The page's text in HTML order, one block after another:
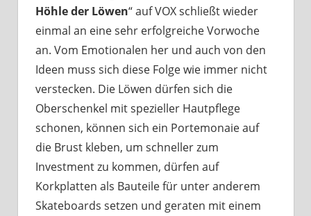
Höhle der Löwen“ auf VOX schließt wieder
einmal an eine sehr erfolgreiche Vorwoche
an. Vom Emotionalen her und auch von den
Ideen muss sich diese Folge wie immer nicht
verstecken. Die Löwen dürfen sich die
Oberschenkel mit spezieller Hautpflege
schonen, können sich ein Portemonaie auf
die Brust kleben, um schneller zum
Investment zu kommen, dürfen auf
Korkplatten als Bauteile für unter anderem
Skateboards setzen und geraten mit einem